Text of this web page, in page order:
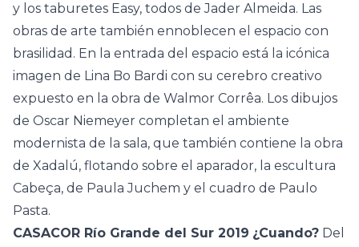
y los taburetes Easy, todos de Jader Almeida. Las
obras de arte también ennoblecen el espacio con
brasilidad. En la entrada del espacio está la icónica
imagen de Lina Bo Bardi con su cerebro creativo
expuesto en la obra de Walmor Corrêa. Los dibujos
de Oscar Niemeyer completan el ambiente
modernista de la sala, que también contiene la obra
de Xadalú, flotando sobre el aparador, la escultura
Cabeça, de Paula Juchem y el cuadro de Paulo
Pasta.
CASACOR Río Grande del Sur 2019 ¿Cuando? Del